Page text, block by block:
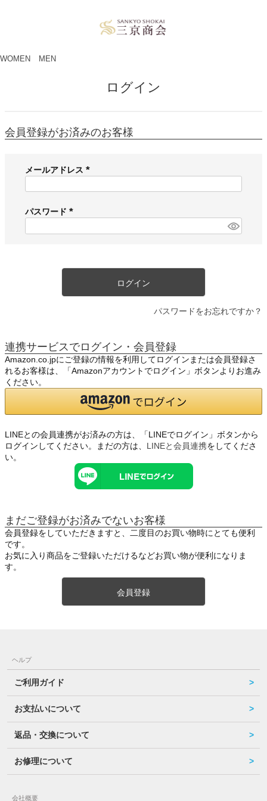
WOMEN MEN
ログイン
会員登録がお済みのお客様
メールアドレス
必
)
パスワード
必
ログイン
パスワードをお忘れですか？
連携サービスでログイン・会員登録
Amazon.co.jpにご登録の情報を利用してログインまたは会員登録さ
れるお客様は、「Amazonアカウントでログイン」ボタンよりお進み
ください。
LINEとの会員連携がお済みの方は、「LINEでログイン」ボタンから
ログインしてください。まだの方は、 LINEと会員連携をしてくださ
い。
まだご登録がお済みでないお客様
会員登録をしていただきますと、二度目のお買い物時にとても便利
です。
お気に入り商品をご登録いただけるなどお買い物が便利になりま
す。
会員登録
ヘルプ
ご利用ガイド
お支払いについて
返品・交換について
お修理について
会社概要